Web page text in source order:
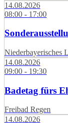
14.08.2026
08:00 - 17:00
Niederbayerisches
14.08.2026
09:00 - 19:30
Badetag fürs
Freibad Regen
14.08.2026